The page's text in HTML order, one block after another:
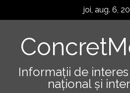
joi, aug. 6,
Informații de
național și